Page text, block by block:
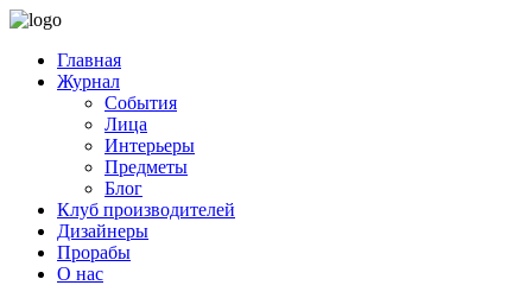
Главная
Журнал
События
Лица
Интерьеры
Предметы
Блог
Клуб производителей
Дизайнеры
Прорабы
О нас